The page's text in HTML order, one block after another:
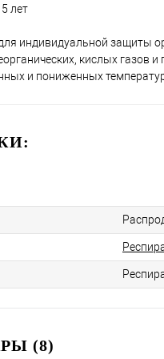
5 лет
индивидуальной защиты
кислых газов
и пониженных
(8)